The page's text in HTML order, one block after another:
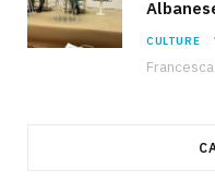
CULTURE